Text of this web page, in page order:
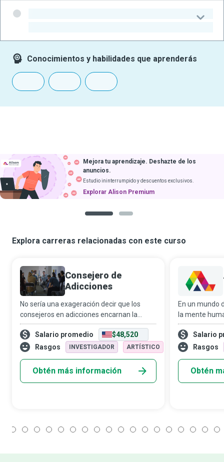
Conocimientos y habilidades que aprenderás
Mejora tu aprendizaje. Deshazte de los
anuncios.
Estudio ininterrumpido y descuentos exclusivos.
Explorar Alison Premium
Explora carreras relacionadas con este curso
Consejero de
Adicciones
No sería una exageración decir que los
consejeros en adicciones encarnan la
filosofía de R.W. Emerson: “la única persona
que estás destinado a ser es la persona
que decidas ser”. Estos defensores de q
Salario promedio
$48,520
Rasgos
INVESTIGADOR ARTÍSTICO
Obtén más información
En un mundo
la mente
inexplorado,
compasión a
del
Salario
Rasgos
Obtén